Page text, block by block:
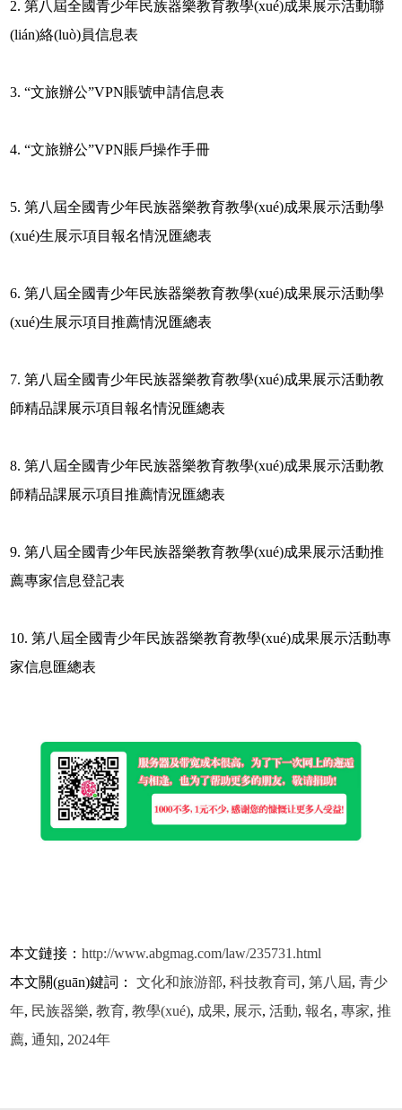
2. 第八屆全國青少年民族器樂教育教學(xué)成果展示活動聯
(lián)絡(luò)員信息表
3. “文旅辦公”VPN賬號申請信息表
4. “文旅辦公”VPN賬戶操作手冊
5. 第八屆全國青少年民族器樂教育教學(xué)成果展示活動學
(xué)生展示項目報名情況匯總表
6. 第八屆全國青少年民族器樂教育教學(xué)成果展示活動學
(xué)生展示項目推薦情況匯總表
7. 第八屆全國青少年民族器樂教育教學(xué)成果展示活動教
師精品課展示項目報名情況匯總表
8. 第八屆全國青少年民族器樂教育教學(xué)成果展示活動教
師精品課展示項目推薦情況匯總表
9. 第八屆全國青少年民族器樂教育教學(xué)成果展示活動推
薦專家信息登記表
10. 第八屆全國青少年民族器樂教育教學(xué)成果展示活動專
家信息匯總表
本文鏈接：http://www.abgmag.com/law/235731.html
本文關(guān)鍵詞：文化和旅游部,科技教育司 ,第八屆,青少
年, 民族器樂,教育,教學(xué), 成果, 展示,活動,報名,專家,推
薦,通知, 2024年